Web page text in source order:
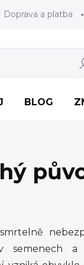
Doprava a platba
BLOG
semenech a